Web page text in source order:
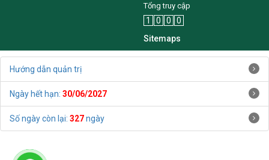
Tổng truy cập
1 0 0
0
Sitemaps
Hướng dẫn quản trị
Ngày hết hạn: 30/06/2027
Số ngày còn lại: 327ngày